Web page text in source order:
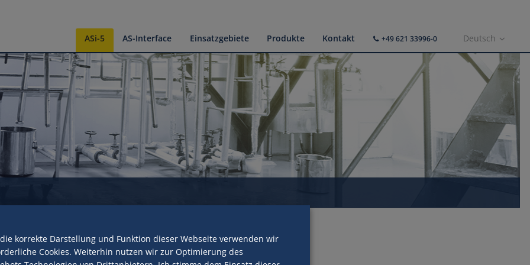
ASi-5 AS-Interface Einsatzgebiete Produkte Kontakt +49 621 33996-0 Deutsch
korrekte Darstellung und Funktion dieser Webseite verwenden wir
Cookies. Weiterhin nutzen wir zur Optimierung des